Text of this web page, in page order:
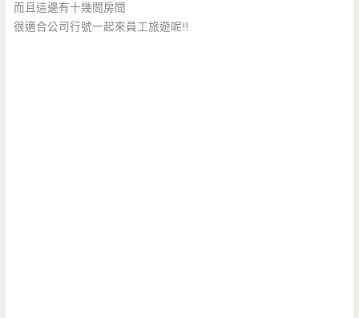
而且這邊有十幾間房間
很適合公司行號一起來員工旅遊呢!!